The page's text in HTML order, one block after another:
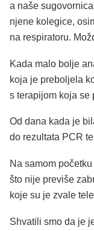
a naše
njene kolegice,
na respiratoru.
Kada malo bolje
koja je preboljela
s terapijom koja se
Od dana kada je
do rezultata PCR
Na samom
što nije previše
koje su je zvale
Shvatili smo da je